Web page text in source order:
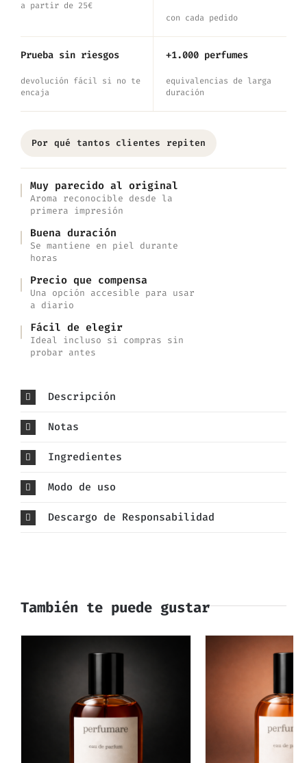
Amethyste
cantidad
a partir de 25€
con cada pedido
Prueba sin riesgos
devolución fácil si no te
encaja
+1.000 perfumes
equivalencias de larga
duración
Por qué tantos clientes repiten
Muy parecido al original
Aroma reconocible desde la
primera impresión
Buena duración
Se mantiene en piel durante
horas
Precio que compensa
Una opción accesible para usar
a diario
Fácil de elegir
Ideal incluso si compras sin
probar antes
Descripción
Notas
Ingredientes
Modo de uso
Descargo de Responsabilidad
También te puede gustar